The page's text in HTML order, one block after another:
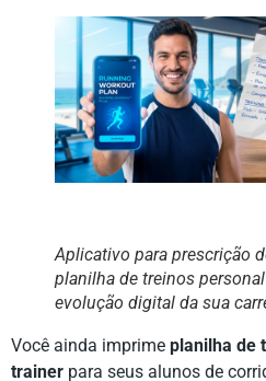
Aplicativo para prescrição
planilha de treinos
evolução digital da sua
Você ainda imprime planilha de
trainer para seus alunos de